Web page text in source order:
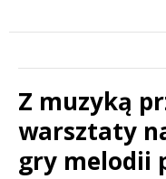
Z muzyką
warsztaty
gry melodii